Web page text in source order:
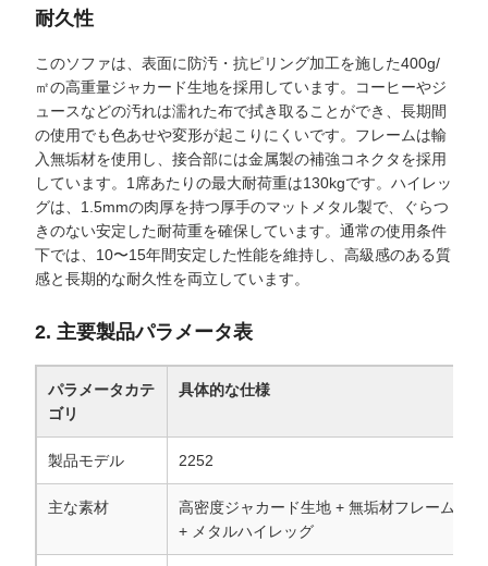
耐久性
このソファは、表面に防汚・抗ピリング加工を施した400g/
㎡の高重量ジャカード生地を採用しています。コーヒーやジ
ュースなどの汚れは濡れた布で拭き取ることができ、長期間
の使用でも色あせや変形が起こりにくいです。フレームは輸
入無垢材を使用し、接合部には金属製の補強コネクタを採用
しています。1席あたりの最大耐荷重は130kgです。ハイレッ
グは、1.5mmの肉厚を持つ厚手のマットメタル製で、ぐらつ
きのない安定した耐荷重を確保しています。通常の使用条件
下では、10〜15年間安定した性能を維持し、高級感のある質
感と長期的な耐久性を両立しています。
2. 主要製品パラメータ表
パラメータカテ
ゴリ
具体的な仕様
製品モデル 2252
主な素材
高密度ジャカード生地 + 無垢材フレーム
+ メタルハイレッグ